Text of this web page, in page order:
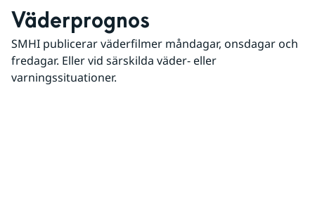
Väderprognos
SMHI publicerar väderfilmer måndagar, onsdagar och
fredagar. Eller vid särskilda väder- eller
varningssituationer.